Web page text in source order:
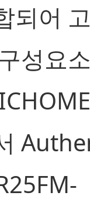
되어
성요